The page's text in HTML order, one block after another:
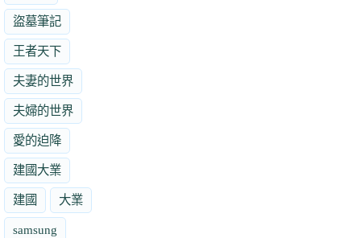
盜墓筆記
王者天下
夫妻的世界
夫婦的世界
愛的迫降
建國大業
建國 大業
samsung